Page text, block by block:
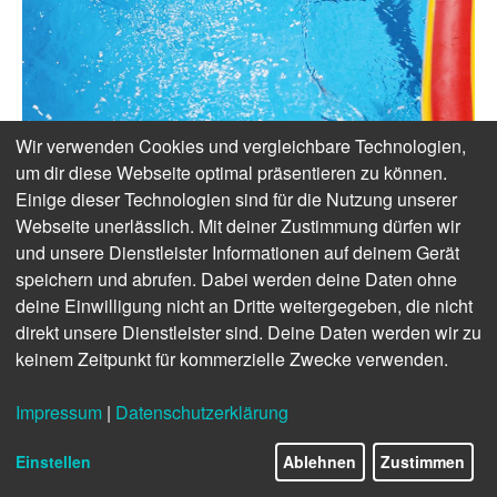
Wir verwenden Cookies und vergleichbare Technologien,
um dir diese Webseite optimal präsentieren zu können.
Einige dieser Technologien sind für die Nutzung unserer
Webseite unerlässlich. Mit deiner Zustimmung dürfen wir
und unsere Dienstleister Informationen auf deinem Gerät
speichern und abrufen. Dabei werden deine Daten ohne
deine Einwilligung nicht an Dritte weitergegeben, die nicht
direkt unsere Dienstleister sind. Deine Daten werden wir zu
keinem Zeitpunkt für kommerzielle Zwecke verwenden.
Impressum | Datenschutzerklärung
Einstellen Ablehnen Zustimmen